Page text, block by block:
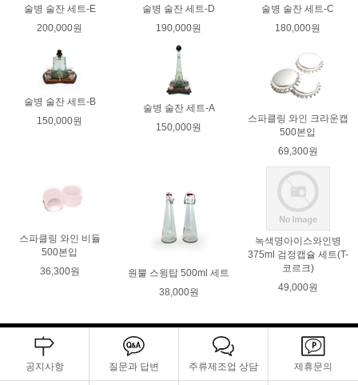
술병 술잔 세트-E
200,000원
술병 술잔 세트-D
190,000원
술병 술잔 세트-C
180,000원
술병 술잔 세트-B
150,000원
술병 술잔 세트-A
150,000원
스파클링 와인 크라운캡
500본입
69,300원
스파클링 와인 비듈
500본입
36,300원
원뿔 스윙탑 500ml 세트
38,000원
녹색명아이스와인병
375ml 검정캡슐 세트(T-
코르크)
49,000원
공지사항 질문과 답변 주류제조업 상담 제휴문의